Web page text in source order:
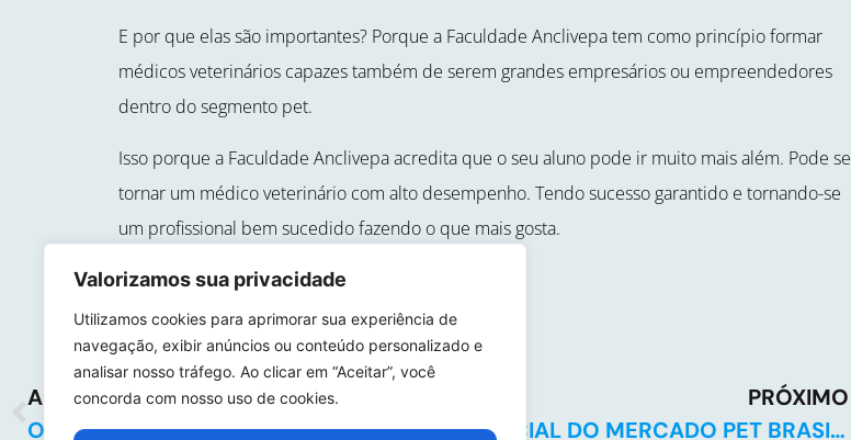
Valorizamos sua privacidade
Utilizamos cookies para aprimorar sua experiência de
navegação, exibir anúncios ou conteúdo personalizado e
analisar nosso tráfego. Ao clicar em “Aceitar”, você
concorda com nosso uso de cookies.
E por que elas são importantes? Porque a Faculdade Anclivepa tem como princípio formar
médicos veterinários capazes também de serem grandes empresários ou empreendedores
dentro do segmento pet.
Isso porque a Faculdade Anclivepa acredita que o seu aluno pode ir muito mais além. Pode se
tornar um médico veterinário com alto desempenho. Tendo sucesso garantido e tornando-se
um profissional bem sucedido fazendo o que mais gosta.
ANTERIOR
O QUE FAZ O MÉDICO VETERINÁRIO
PRÓXIMO
POTENCIAL DO MERCADO PET BRASILEIRO